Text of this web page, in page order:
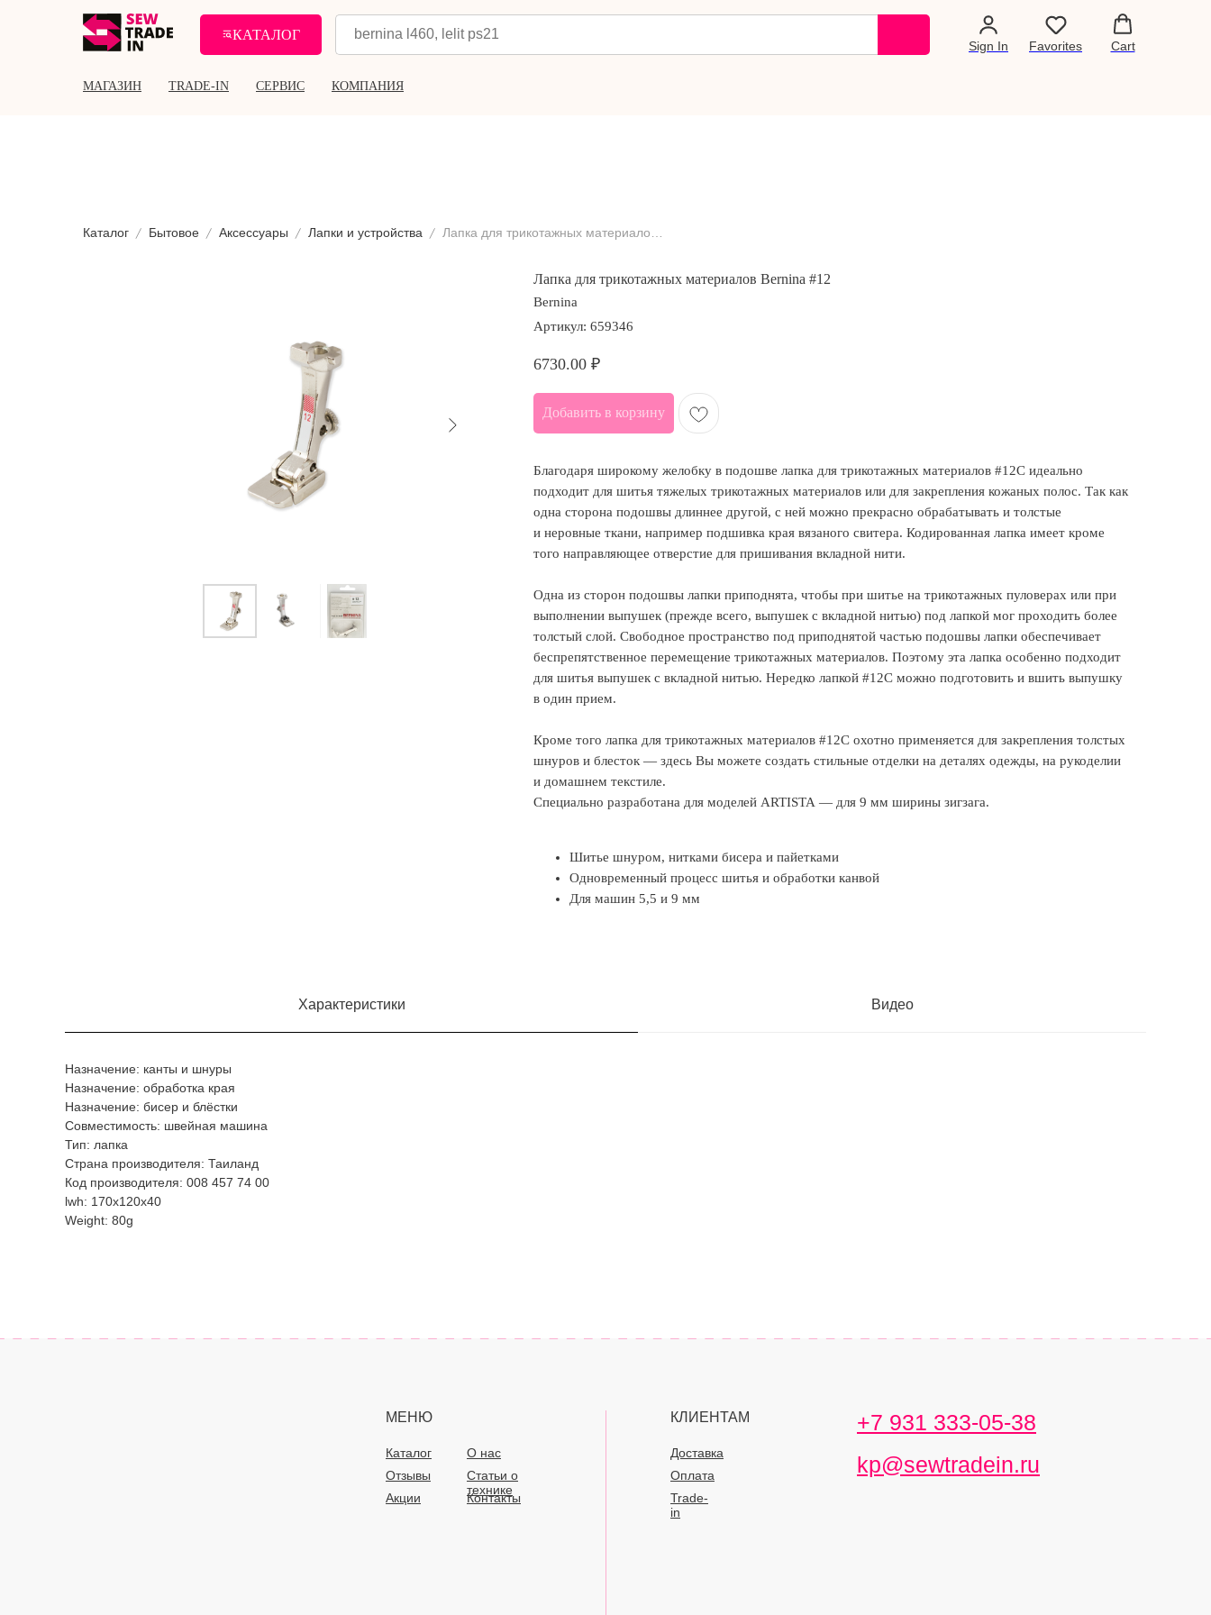
КАТАЛОГ
Sign In Favorites Cart
МАГАЗИН TRADE-IN СЕРВИС КОМПАНИЯ
Каталог Бытовое Аксессуары Лапки и устройства
Лапка для трикотажных материалов Bernina #12
Bernina
Артикул: 659346
6730.00 ₽
Добавить в корзину
Благодаря широкому желобку в подошве лапка для трикотажных материалов #12C идеально
подходит для шитья тяжелых трикотажных материалов или для закрепления кожаных полос. Так как
одна сторона подошвы длиннее другой, с ней можно прекрасно обрабатывать и толстые
и неровные ткани, например подшивка края вязаного свитера. Кодированная лапка имеет кроме
того направляющее отверстие для пришивания вкладной нити.
Одна из сторон подошвы лапки приподнята, чтобы при шитье на трикотажных пуловерах или при
выполнении выпушек (прежде всего, выпушек с вкладной нитью) под лапкой мог проходить более
толстый слой. Свободное пространство под приподнятой частью подошвы лапки обеспечивает
беспрепятственное перемещение трикотажных материалов. Поэтому эта лапка особенно подходит
для шитья выпушек с вкладной нитью. Нередко лапкой #12C можно подготовить и вшить выпушку
в один прием.
Кроме того лапка для трикотажных материалов #12C охотно применяется для закрепления толстых
шнуров и блесток — здесь Вы можете создать стильные отделки на деталях одежды, на рукоделии
и домашнем текстиле.
Специально разработана для моделей ARTISTA — для 9 мм ширины зигзага.
Шитье шнуром, нитками бисера и пайетками
Одновременный процесс шитья и обработки канвой
Для машин 5,5 и 9 мм
Характеристики Видео
Назначение: канты и шнуры
Назначение: обработка края
Назначение: бисер и блёстки
Совместимость: швейная машина
Тип: лапка
Страна производителя: Таиланд
Код производителя: 008 457 74 00
lwh: 170x120x40
Weight: 80g
МЕНЮ КЛИЕНТАМ
Каталог О нас
Доставка
Статьи о
технике
Оплата
Отзывы
Акции
Контакты
Trade-
in
+7 931 333-05-38
kp@sewtradein.ru